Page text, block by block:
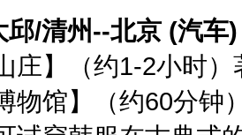
邱/清州--北京 (汽车)
庄】（约1-2小时
物馆】（约60分